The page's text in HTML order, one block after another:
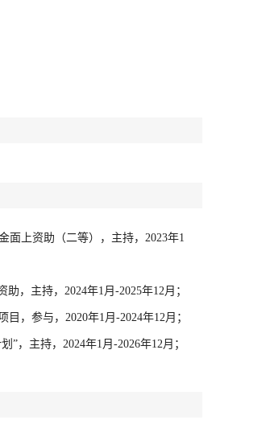
面上资助（二等），主持，2023年1
，主持，2024年1月-2025年12月；
，参与，2020年1月-2024年12月；
，主持，2024年1月-2026年12月；